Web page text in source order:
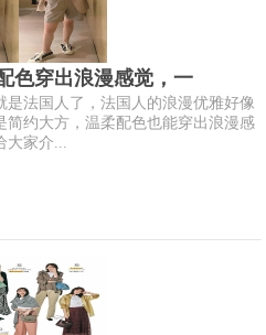
色穿出浪漫感觉，一
法国人了，法国人的浪漫优雅好像
简约大方，温柔配色也能穿出浪漫感
家介...